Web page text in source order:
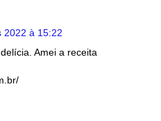
2022 à 15:22
Amei a receita